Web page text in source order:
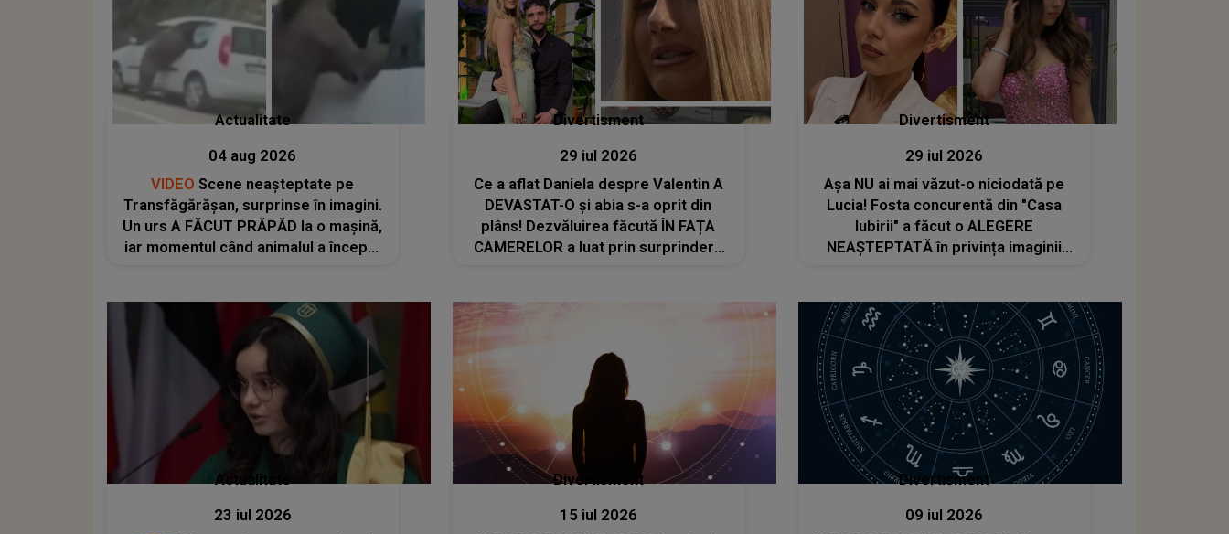
Actualitate
04 aug 2026
VIDEO Scene neașteptate pe
Transfăgărășan, surprinse în imagini.
Un urs A FĂCUT PRĂPĂD la o mașină,
iar momentul când animalul a început
întâmplat cu proprietarii
autoturismului
Divertisment
29 iul 2026
Ce a aflat Daniela despre Valentin A
DEVASTAT-O și abia s-a oprit din
plâns! Dezvăluirea făcută ÎN FAȚA
CAMERELOR a luat prin surprindere
Divertisment
29 iul 2026
Așa NU ai mai văzut-o niciodată pe
Lucia! Fosta concurentă din "Casa
Iubirii" a făcut o ALEGERE
NEAȘTEPTATĂ în privința imaginii
ultima apariție: "Nu am cuvinte
pentru..."
Actualitate
23 iul 2026
Divertisment
15 iul 2026
Divertisment
09 iul 2026